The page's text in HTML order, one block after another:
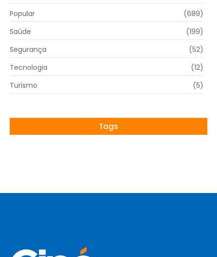
Popular
(689)
Saúde
(199)
Segurança
(52)
Tecnologia
(12)
Turismo
(5)
Tags